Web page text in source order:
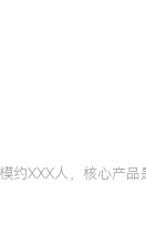
约XXX人，核心产